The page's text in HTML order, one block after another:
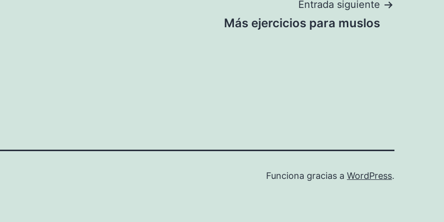
Entrada siguiente
Más ejercicios para muslos
Funciona gracias a WordPress.